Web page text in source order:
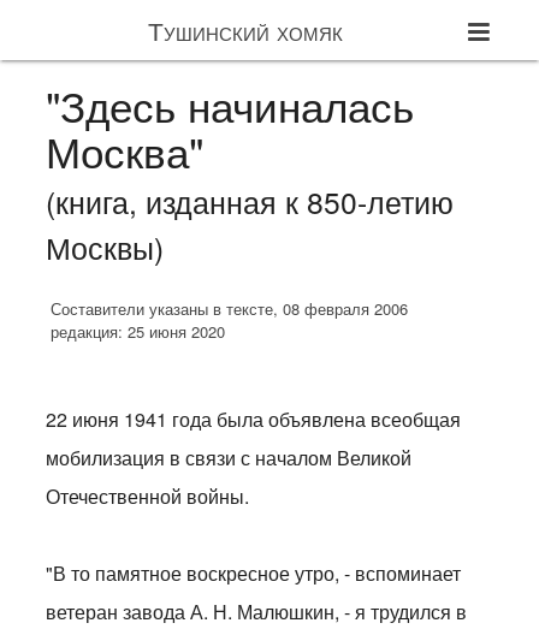
Тушинский хомяк
"Здесь начиналась
Москва"
(книга, изданная к 850-летию
Москвы)
Составители указаны в тексте, 08 февраля 2006
редакция: 25 июня 2020
22 июня 1941 года была объявлена всеобщая
мобилизация в связи с началом Великой
Отечественной войны.
"В то памятное воскресное утро, - вспоминает
ветеран завода А. Н. Малюшкин, - я трудился в